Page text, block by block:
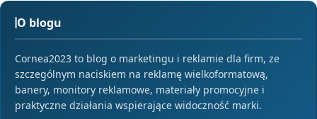
O blogu
Cornea2023 to blog o marketingu i reklamie dla firm, ze
szczególnym naciskiem na reklamę wielkoformatową,
banery, monitory reklamowe, materiały promocyjne i
praktyczne działania wspierające widoczność marki.